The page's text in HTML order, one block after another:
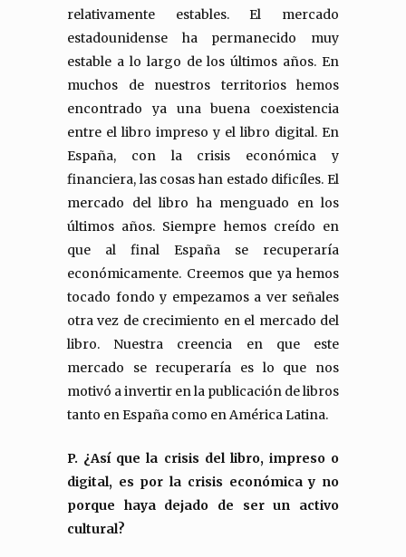
relativamente estables. El mercado
estadounidense ha permanecido muy
estable a lo largo de los últimos años. En
muchos de nuestros territorios hemos
encontrado ya una buena coexistencia
entre el libro impreso y el libro digital. En
España, con la crisis económica y
financiera, las cosas han estado dificíles. El
mercado del libro ha menguado en los
últimos años. Siempre hemos creído en
que al final España se recuperaría
económicamente. Creemos que ya hemos
tocado fondo y empezamos a ver señales
otra vez de crecimiento en el mercado del
libro. Nuestra creencia en que este
mercado se recuperaría es lo que nos
motivó a invertir en la publicación de libros
tanto en España como en América Latina.
P. ¿Así que la crisis del libro, impreso o
digital, es por la crisis económica y no
porque haya dejado de ser un activo
cultural?